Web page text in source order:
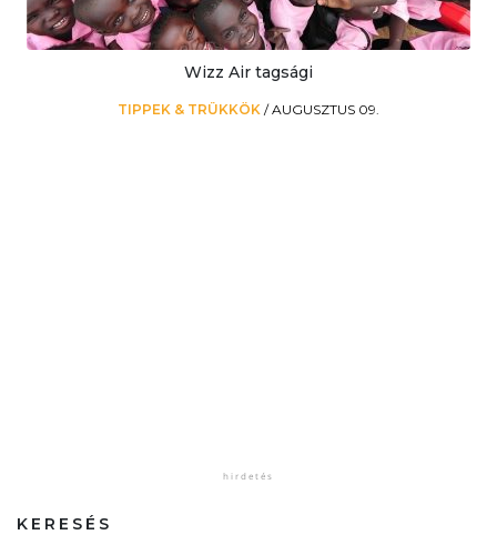
Wizz Air tagsági
TIPPEK & TRÜKKÖK /AUGUSZTUS 09.
KERESÉS